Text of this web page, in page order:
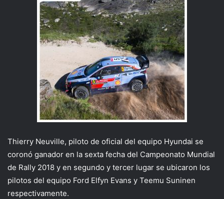
Thierry Neuville, piloto de oficial del equipo Hyundai se
coronó ganador en la sexta fecha del Campeonato Mundial
de Rally 2018 y en segundo y tercer lugar se ubicaron los
pilotos del equipo Ford Elfyn Evans y Teemu Suninen
respectivamente.